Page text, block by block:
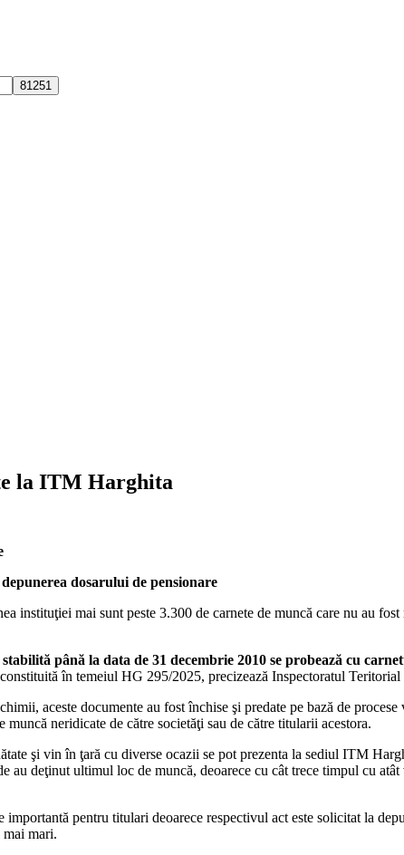
la ITM Harghita
dosarului de pensionare
mai sunt peste 3.300 de carnete de muncă care nu au
până la data de 31 decembrie 2010 se probează cu
în temeiul HG 295/2025, precizează Inspectoratul
aceste documente au fost închise şi predate pe bază de
neridicate de către societăţi sau de către titularii acestora.
şi vin în ţară cu diverse ocazii se pot prezenta la sediul ITM
au deţinut ultimul loc de muncă, deoarece cu cât trece timpul cu
pentru titulari deoarece respectivul act este solicitat la
mai mari.